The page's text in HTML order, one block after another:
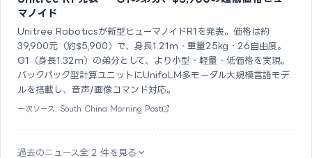
マノイド
Unitree Roboticsが新型ヒューマノイドR1を発表。価格は約
39,900元（約$5,900）で、身長1.21m・重量25kg・26自由度。
G1（身長1.32m）の弟分として、より小型・軽量・低価格を実現。
バックパック型計算ユニットにUnifoLM多モーダル大規模言語モデ
ルを搭載し、音声/画像コマンド対応。
一次ソース: South China Morning Post
過去のニュース全 2 件を見る